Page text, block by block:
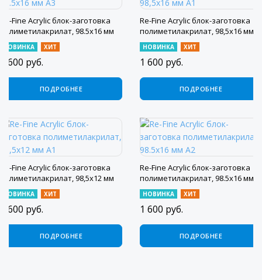
Re-Fine Acrylic блок-заготовка
полиметилакрилат, 98.5x16 мм
НОВИНКА ХИТ
1 600 руб.
ПОДРОБНЕЕ
Re-Fine Acrylic блок-заготовка
полиметилакрилат, 98,5х16 мм
А1НОВИНКА ХИТ
1 600 руб.
ПОДРОБНЕЕ
Re-Fine Acrylic блок-заготовка
полиметилакрилат, 98,5х12 мм
НОВИНКА ХИТ
1 600 руб.
ПОДРОБНЕЕ
Re-Fine Acrylic блок-заготовка
полиметилакрилат, 98.5x16 мм
A2НОВИНКА ХИТ
1 600 руб.
ПОДРОБНЕЕ